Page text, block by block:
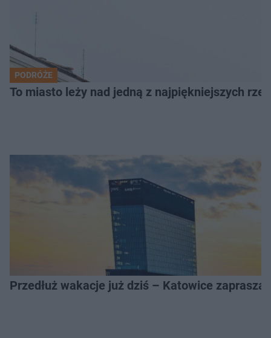
PODRÓŻE
To miasto leży nad jedną z najpiękniejszych
Przedłuż wakacje już dziś – Katowice